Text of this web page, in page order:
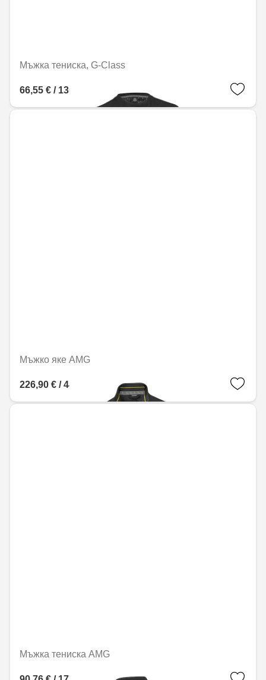
Мъжка тениска, G-Class
66,55 € / 130,16 лв.
Мъжко яке AMG
226,90 € / 443,77 лв.
Мъжка тениска AMG